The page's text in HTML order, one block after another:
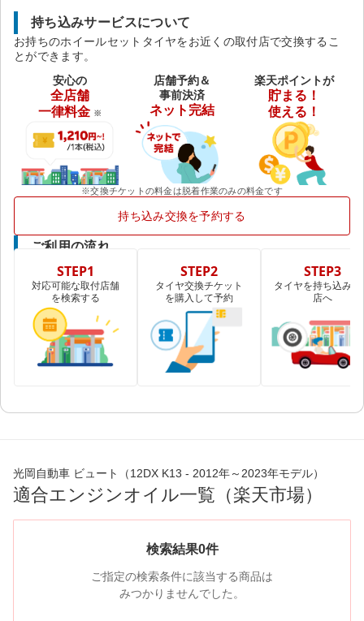
持ち込みサービスについて
お持ちのホイールセットタイヤをお近くの取付店で交換するこ
とができます。
安心の
全店舗
一律料金 ※
店舗予約＆
事前決済
ネット完結
楽天ポイントが
貯まる！
使える！
※交換チケットの料金は脱着作業のみの料金です
持ち込み交換を予約する
ご利用の流れ
STEP1
対応可能な取付店舗
を検索する
STEP2
タイヤ交換チケット
を購入して予約
STEP3
タイヤを持ち込み取
店へ
光岡自動車 ビュート（12DX K13 - 2012年～2023年モデル）
適合エンジンオイル一覧（楽天市場）
検索結果0件
ご指定の検索条件に該当する商品は
みつかりませんでした。